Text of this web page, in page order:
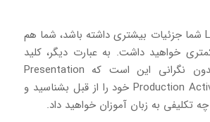
هر چه Lesson Plan شما جزئیات بیشتری داشته باشد، شما هم
خواهید داشت. به عبارت دیگر، کلید
تدریس موثر و بدون نگرانی این است که Presentation
،Warm-up و Production Activities خود را از قبل بشناسید و
تکلیفی به زبان آموزان خواهید داد.